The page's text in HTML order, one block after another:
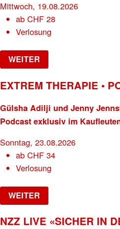
Mittwoch, 19.08.2026
abCHF 28
Verlosung
WEITER
EXTREM THERAPIE •
Gülsha Adilji und Jenny
Podcast exklusiv im
Sonntag, 23.08.2026
abCHF 34
Verlosung
WEITER
NZZ LIVE «SICHER IN